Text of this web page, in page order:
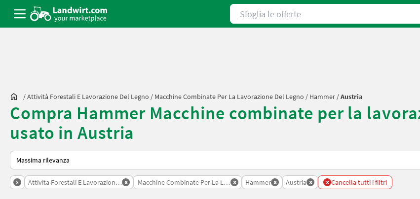
Sfoglia le offerte
/Attività Forestali E Lavorazione Del Legno / Macchine Combinate Per La Lavorazione Del Legno / Hammer /Austria
Compra Hammer Macchine combinate per la
usato in Austria
Ecco come viene ordinato su Landwirt.com
x Attivita Forestali E Lavorazione Del Legno
x Macchine Combinate Per La Lavorazione Del Legno
x Hammer x Austria x x Cancella tutti i filtri